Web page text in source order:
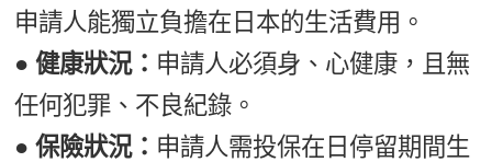
申請人能獨立負擔在日本的生活費用。
● 健康狀況： 申請人必須身、心健康，且無
任何犯罪、不良紀錄。
● 保險狀況： 申請人需投保在日停留期間生